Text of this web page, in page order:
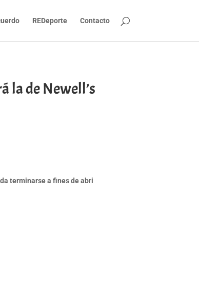
REDeporte Contacto
la de Newell’s
terminarse a fines de abri